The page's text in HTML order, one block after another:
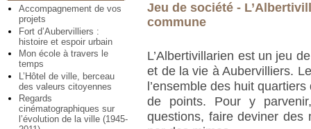
Accompagnement de vos
projets
Fort d’Aubervilliers :
histoire et espoir urbain
Mon école à travers le
temps
L’Hôtel de ville, berceau
des valeurs citoyennes
Regards
cinématographiques sur
l’évolution de la ville (1945-
Jeu de société -
commune
L’Albertivillarien est un jeu
et de la vie à Aubervilliers.
l’ensemble des huit
de points. Pour y
questions, faire deviner des